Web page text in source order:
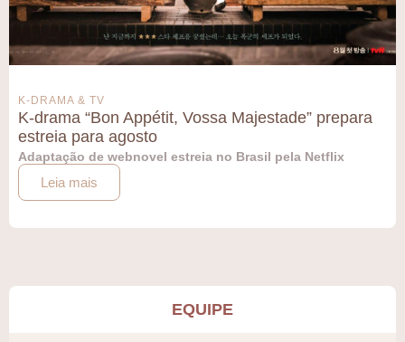
K-DRAMA & TV
K-drama “Bon Appétit, Vossa Majestade” prepara
estreia para agosto
Adaptação de webnovel estreia no Brasil pela Netflix
Leia mais
EQUIPE